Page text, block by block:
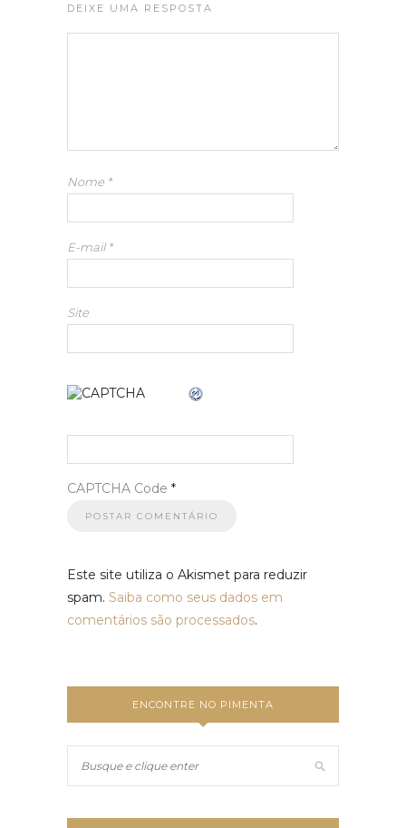
DEIXE UMA RESPOSTA
Nome *
E-mail*
Site
CAPTCHA Code *
Este site utiliza o Akismet para reduzir
spam. Saiba como seus dados em
comentários são processados.
ENCONTRE NO PIMENTA